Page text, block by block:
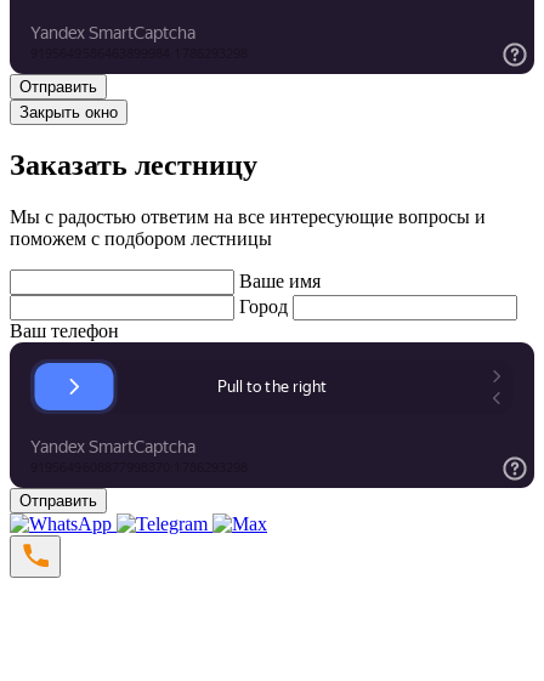
Закрыть окно
Заказать лестницу
Мы с радостью ответим на все интересующие вопросы и
поможем с подбором лестницы
Ваше имя
Город
Ваш телефон